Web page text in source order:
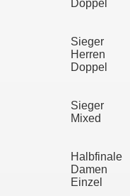
Doppel
Sieger
Herren
Doppel
Sieger
Mixed
Halbfinale
Damen
Einzel